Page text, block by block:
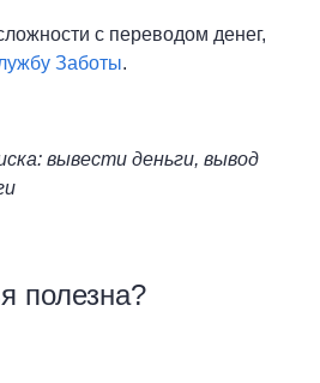
с переводом денег,
Заботы.
вывести деньги, вывод
полезна?